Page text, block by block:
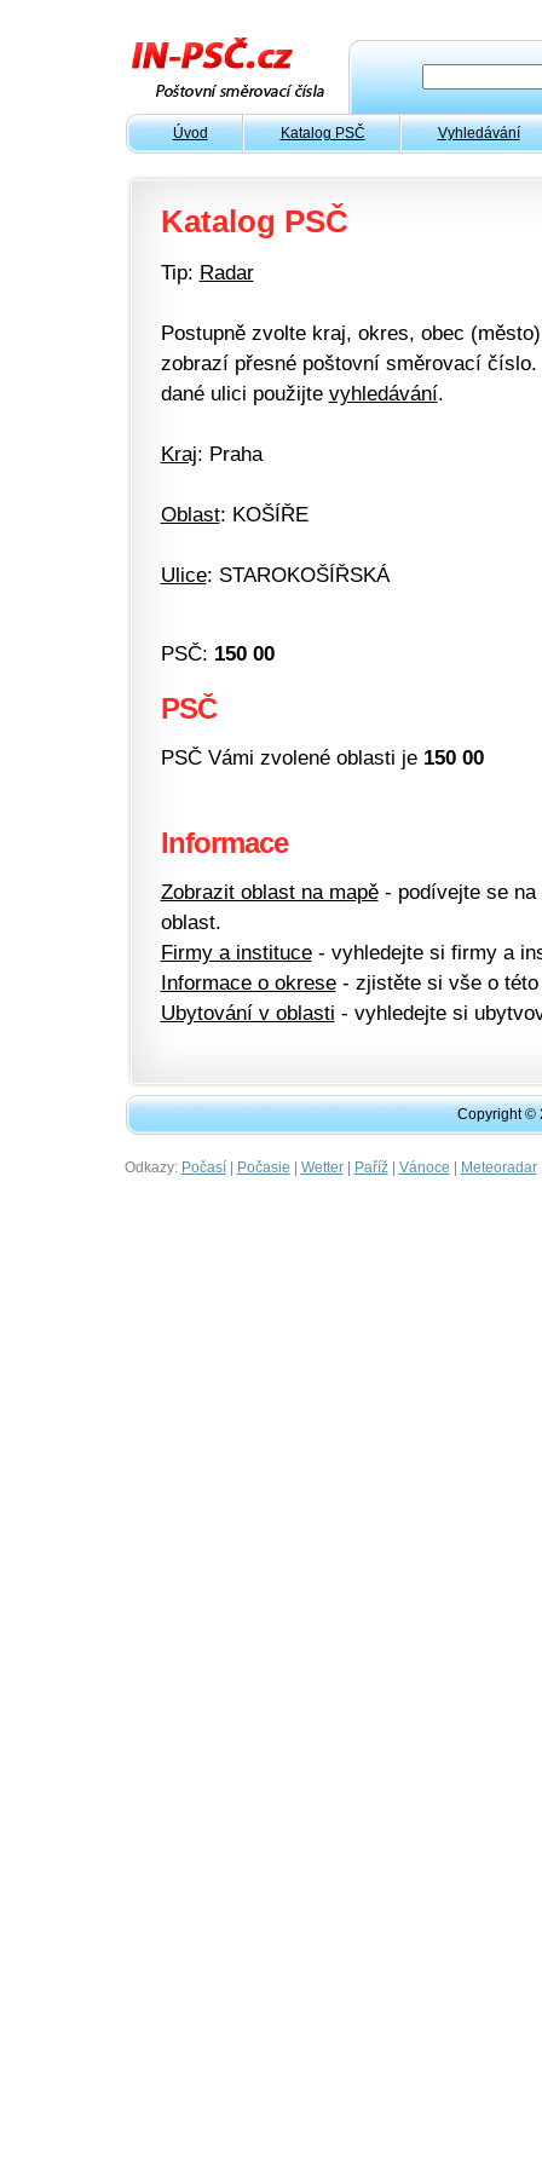
Úvod Katalog PSČ Vyhledávání
Katalog PSČ
Tip: Radar
Postupně zvolte kraj, okres, obec
zobrazí přesné poštovní směrovací
dané ulici použijte vyhledávání.
Kraj: Praha
Oblast: KOŠÍŘE
Ulice: STAROKOŠÍŘSKÁ
PSČ: 150 00
PSČ
PSČ Vámi zvolené oblasti je 150 00
Informace
Zobrazit oblast na mapě- podívejte se na
oblast.
Firmy a instituce- vyhledejte si firmy a
Informace o okrese- zjistěte si vše o této
Ubytování v oblasti - vyhledejte si
Copyright ©
Odkazy: Počasí| Počasie | Wetter| Paříž| Vánoce | Meteoradar